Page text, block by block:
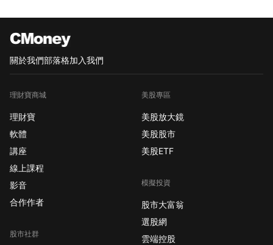
關於我們部落格加入我們
理財寶商城
理財寶
軟體
講座
線上課程
影音
合作作者
股市社群
美股專區
美股放大鏡
美股股市
美股ETF
模擬投資
股市大富翁
選股網
雲端控股